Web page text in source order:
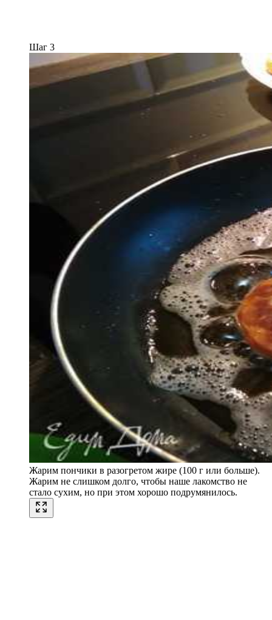
Шаг 3
Жарим пончики в разогретом жире (100 г или больше).
Жарим не слишком долго, чтобы наше лакомство не
стало сухим, но при этом хорошо подрумянилось.